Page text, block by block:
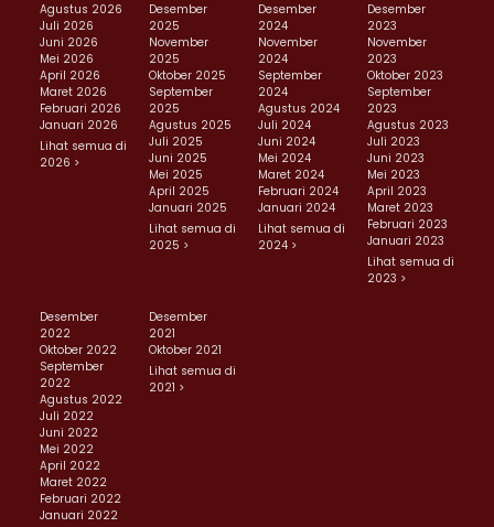
Agustus 2026
Juli 2026
Juni 2026
Mei 2026
April 2026
Maret 2026
Februari 2026
Januari 2026
Lihat semua di
2026 >
Desember
2025
November
2025
Oktober 2025
September
2025
Agustus 2025
Juli 2025
Juni 2025
Mei 2025
April 2025
Januari 2025
Lihat semua di
2025 >
Desember
2024
November
2024
September
2024
Agustus 2024
Juli 2024
Juni 2024
Mei 2024
Maret 2024
Februari 2024
Januari 2024
Lihat semua di
2024 >
Desember
2023
November
2023
Oktober 2023
September
2023
Agustus 2023
Juli 2023
Juni 2023
Mei 2023
April 2023
Maret 2023
Februari 2023
Januari 2023
Lihat semua di
2023 >
Desember
2022
Oktober 2022
September
2022
Agustus 2022
Juli 2022
Juni 2022
Mei 2022
April 2022
Maret 2022
Februari 2022
Januari 2022
Desember
2021
Oktober 2021
Lihat semua di
2021 >